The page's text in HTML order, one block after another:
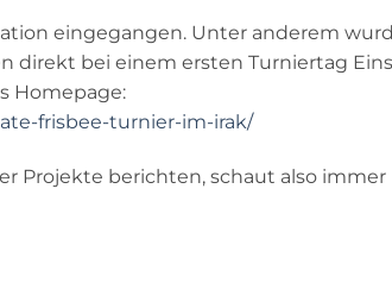
eingegangen. Unter anderem
direkt bei einem ersten Turniertag
Homepage:
frisbee-turnier-im-irak/
Projekte berichten, schaut also immer